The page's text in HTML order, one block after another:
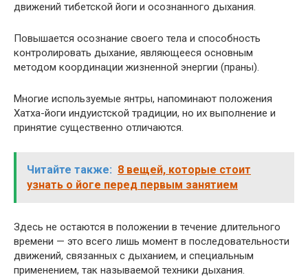
движений тибетской йоги и осознанного дыхания.
Повышается осознание своего тела и способность
контролировать дыхание, являющееся основным
методом координации жизненной энергии (праны).
Многие используемые янтры, напоминают положения
Хатха-йоги индуистской традиции, но их выполнение и
принятие существенно отличаются.
Читайте также: 8 вещей, которые стоит
узнать о йоге перед первым занятием
Здесь не остаются в положении в течение длительного
времени — это всего лишь момент в последовательности
движений, связанных с дыханием, и специальным
применением, так называемой техники дыхания.